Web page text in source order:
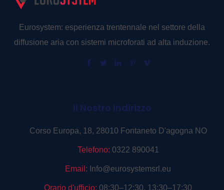
Eurosystem: esperienza trentennale nel settore della
diffusione aria con sistemi microforati ad alta induzione.
Il Nostro Indirizzo
Corso Europa, 18, 28010 Fontaneto D'agogna NO
Telefono: 0322 890041
Email: Info@eurosystemsrl.eu
Orario d'ufficio: 08:30–12:30, 13:30–17:30